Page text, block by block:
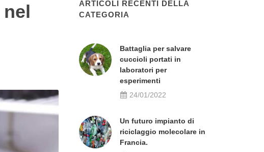
ARTICOLI RECENTI DELLA
CATEGORIA
Battaglia per salvare
cuccioli portati in
laboratori per
esperimenti
24/01/2022
Un futuro impianto di
riciclaggio molecolare in
Francia.